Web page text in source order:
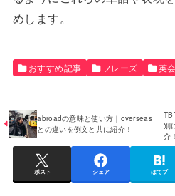
めします。
おすすめ記事 フレーズ 英
abroadの意味と使い方｜overseas
との違いを例文と共に紹介！
別
介！
ポスト シェア はてブ